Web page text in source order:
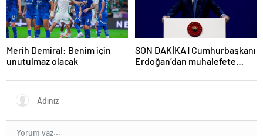
Merih Demiral: Benim için
unutulmaz olacak
SON DAKİKA | Cumhurbaşkanı
Erdoğan’dan muhalefete
dert ettikleri kadar suyun